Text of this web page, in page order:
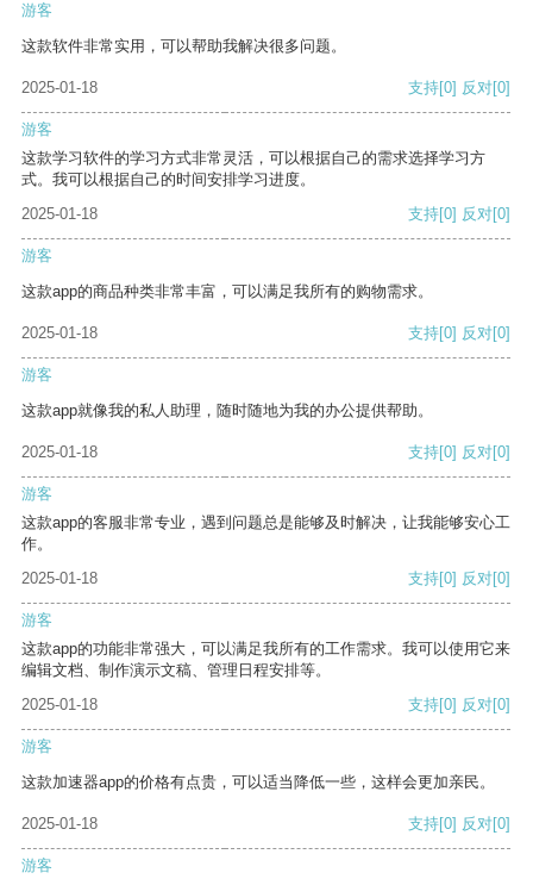
游客
这款软件非常实用，可以帮助我解决很多问题。
2025-01-18 支持[0] 反对[0]
游客
这款学习软件的学习方式非常灵活，可以根据自己的需求选择学习方
式。我可以根据自己的时间安排学习进度。
2025-01-18
支持[0] 反对[0]
游客
这款app的商品种类非常丰富，可以满足我所有的购物需求。
2025-01-18 支持[0] 反对[0]
游客
这款app就像我的私人助理，随时随地为我的办公提供帮助。
2025-01-18 支持[0] 反对[0]
游客
这款app的客服非常专业，遇到问题总是能够及时解决，让我能够安心工
作。
2025-01-18
支持[0] 反对[0]
游客
这款app的功能非常强大，可以满足我所有的工作需求。我可以使用它来
编辑文档、制作演示文稿、管理日程安排等。
2025-01-18
支持[0] 反对[0]
游客
这款加速器app的价格有点贵，可以适当降低一些，这样会更加亲民。
2025-01-18 支持[0] 反对[0]
游客